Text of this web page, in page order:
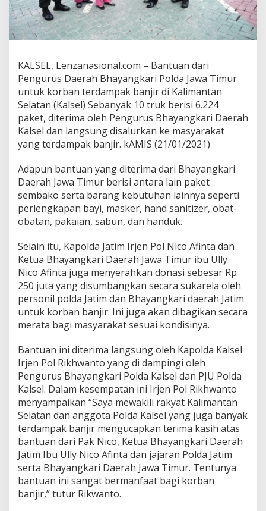
e
l
T
e
m
a
B
a
n
s
o
s
a
r
i
B
h
a
a
n
g
k
a
r
P
o
d
a
a
t
i
m
KALSEL, Lenzanasional.com – Bantuan dari
Pengurus Daerah Bhayangkari Polda Jawa Timur
untuk korban terdampak banjir di Kalimantan
Selatan (Kalsel) Sebanyak 10 truk berisi 6.224
paket, diterima oleh Pengurus Bhayangkari Daerah
Kalsel dan langsung disalurkan ke masyarakat
yang terdampak banjir. kAMIS (21/01/2021)
Adapun bantuan yang diterima dari Bhayangkari
Daerah Jawa Timur berisi antara lain paket
sembako serta barang kebutuhan lainnya seperti
perlengkapan bayi, masker, hand sanitizer, obat-
obatan, pakaian, sabun, dan handuk.
Selain itu, Kapolda Jatim Irjen Pol Nico Afinta dan
Ketua Bhayangkari Daerah Jawa Timur ibu Ully
Nico Afinta juga menyerahkan donasi sebesar Rp
250 juta yang disumbangkan secara sukarela oleh
personil polda Jatim dan Bhayangkari daerah Jatim
untuk korban banjir. Ini juga akan dibagikan secara
merata bagi masyarakat sesuai kondisinya.
Bantuan ini diterima langsung oleh Kapolda Kalsel
Irjen Pol Rikhwanto yang di dampingi oleh
Pengurus Bhayangkari Polda Kalsel dan PJU Polda
Kalsel. Dalam kesempatan ini Irjen Pol Rikhwanto
menyampaikan “Saya mewakili rakyat Kalimantan
Selatan dan anggota Polda Kalsel yang juga banyak
terdampak banjir mengucapkan terima kasih atas
bantuan dari Pak Nico, Ketua Bhayangkari Daerah
Jatim Ibu Ully Nico Afinta dan jajaran Polda Jatim
serta Bhayangkari Daerah Jawa Timur. Tentunya
bantuan ini sangat bermanfaat bagi korban
banjir,” tutur Rikwanto.